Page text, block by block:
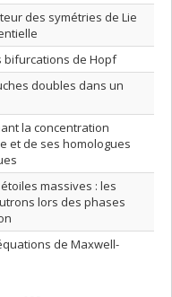
des symétries de Lie
bifurcations de Hopf
doubles dans un
la concentration
et de ses homologues
massives : les
lors des phases
de Maxwell-